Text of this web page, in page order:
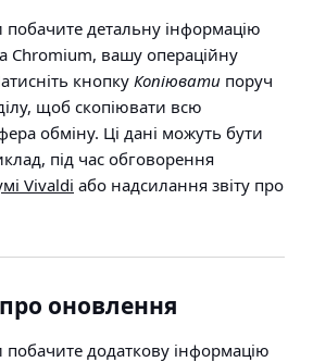
побачите детальну інформацію
Chromium, вашу операційну
кнопку Копіювати поруч
щоб скопіювати всю
обміну. Ці дані можуть бути
під час обговорення
Vivaldi або надсилання звіту про
оновлення
побачите додаткову інформацію